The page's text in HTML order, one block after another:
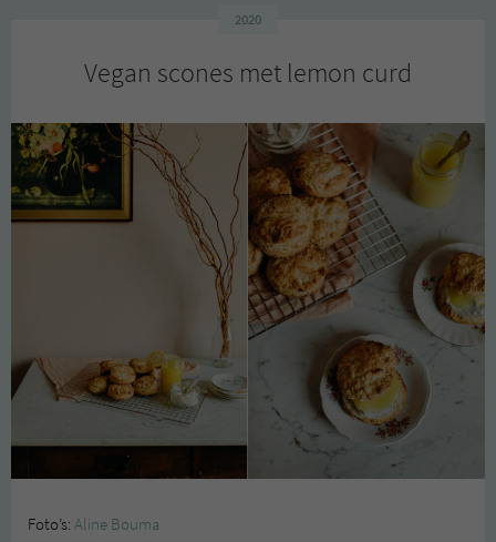
2020
Vegan scones met lemon curd
Foto’s: Aline Bouma